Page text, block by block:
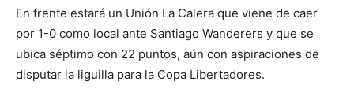
En frente estará un Unión La Calera que viene de caer
por 1-0 como local ante Santiago Wanderers y que se
ubica séptimo con 22 puntos, aún con aspiraciones de
disputar la liguilla para la Copa Libertadores.